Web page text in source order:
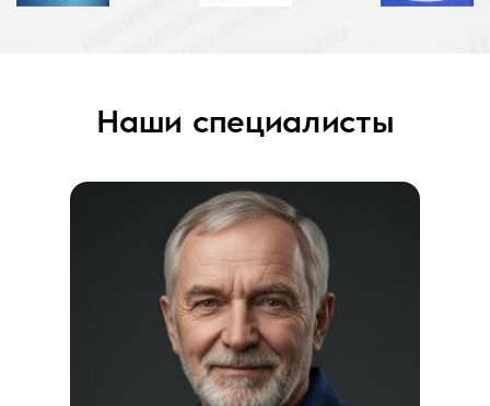
Наши специалисты